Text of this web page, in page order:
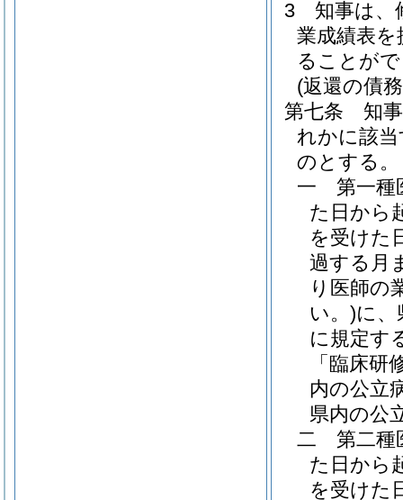
3
知事は、
業成績表
ることが
(返還の債
第七条
知
れかに該
のとする。
一
第一種
た日から
を受けた
過する月
り医師の
い。)に、
に規定す
「臨床研
内の公立
県内の公
二
第二種
た日から
を受けた